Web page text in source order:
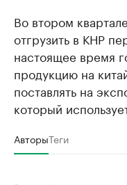
Во втором
отгрузить в КНР
настоящее время
продукцию на
поставлять на
который
АвторыТеги